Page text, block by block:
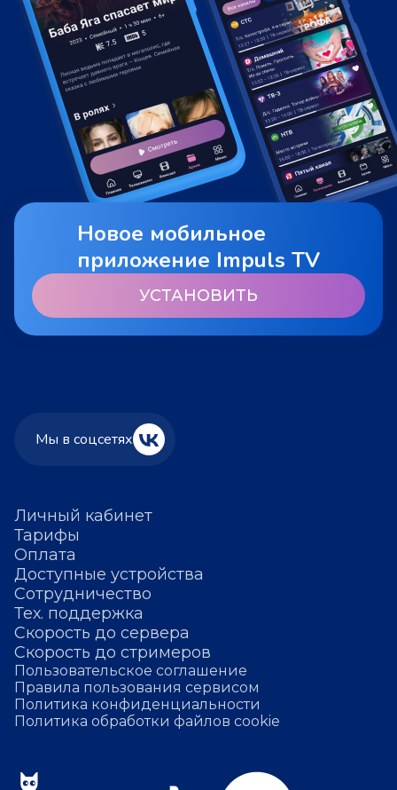
Новое мобильное
приложение Impuls TV
УСТАНОВИТЬ
Личный кабинет
Тарифы
Оплата
Доступные устройства
Сотрудничество
Тех. поддержка
Скорость до сервера
Скорость до стримеров
Пользовательское соглашение
Правила пользования сервисом
Политика конфиденциальности
Политика обработки файлов cookie
Мы в соцсетях